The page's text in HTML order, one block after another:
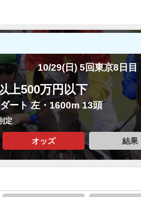
10/29(日) 5回東京8日目
上500万円以下
ート 左・1600m 13頭
定
オッズ 結果